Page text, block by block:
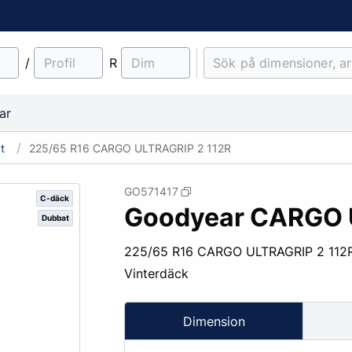
/ R
Lantbruk
Entreprenad & Maskiner
Lastbilsfälgar
O-ringar
Fälgtillbehör
Pinnbultar
Fälgskydd
Bult & Mutter
Centreringsringar
225/65 R16 CARGO ULTRAGRIP 2 112R
C-däck
Dubbat
GO571417
Goodyear CARGO
225/65 R16 CARGO ULTRAGRIP 2
Vinterdäck
Dimension